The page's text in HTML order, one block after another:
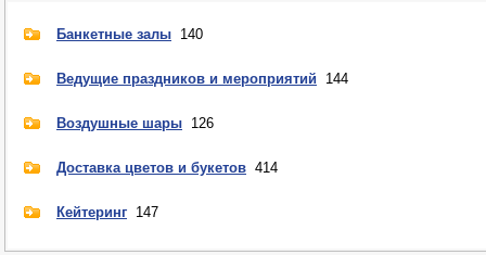
Банкетные залы 140
Ведущие праздников и мероприятий 144
Воздушные шары 126
Доставка цветов и букетов 414
Кейтеринг 147